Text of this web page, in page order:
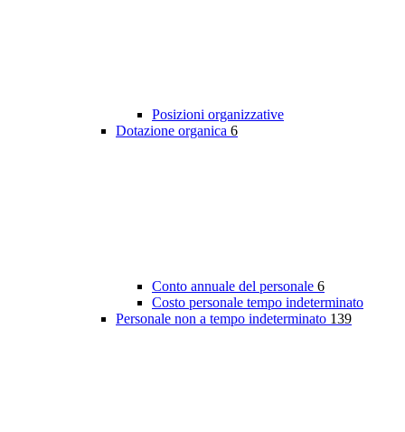
Posizioni organizzative
Dotazione organica 6
Conto annuale del personale 6
Costo personale tempo indeterminato
Personale non a tempo indeterminato 139